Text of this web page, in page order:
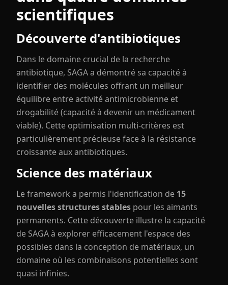
scientifiques
Découverte d'antibiotiques
Dans le domaine crucial de la recherche
antibiotique, SAGA a démontré sa capacité à
identifier des molécules offrant un meilleur
équilibre entre activité antimicrobienne et
drogabilité (capacité à devenir un médicament
viable). Cette optimisation multi-critères est
particulièrement précieuse face à la résistance
croissante aux antibiotiques.
Science des matériaux
Le framework a permis l'identification de 15
nouvelles structures stables pour les aimants
permanents. Cette découverte illustre la capacité
de SAGA à explorer efficacement l'espace des
possibles dans la conception de matériaux, un
domaine où les combinaisons potentielles sont
quasi infinies.